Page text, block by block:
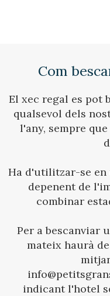
Com
El xec regal es pot
qualsevol dels
l'any, sempre
Ha d'utilitzar-se en
depenent de
combinar
Per a bescanviar
mateix haurà
indicant l'hotel